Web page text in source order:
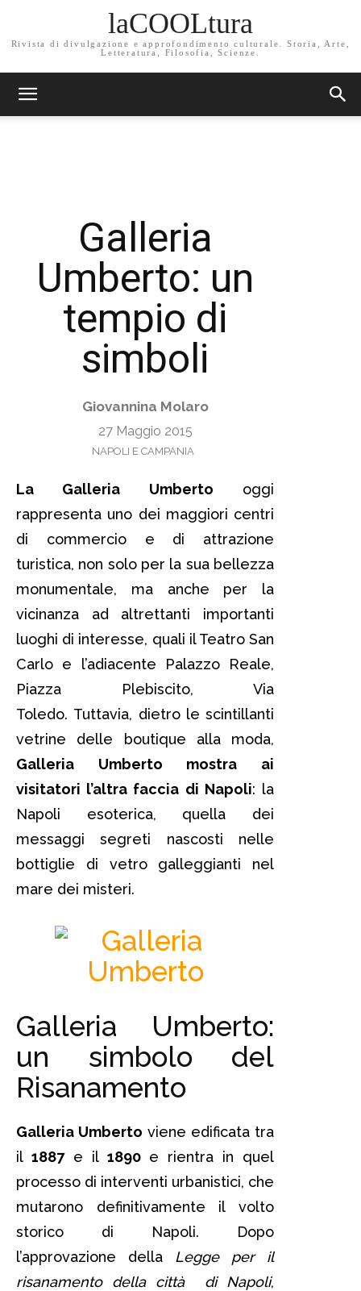
laCOOLtura
Rivista di divulgazione e approfondimento culturale. Storia, Arte,
Letteratura, Filosofia, Scienze.
Galleria
Umberto: un
tempio di
simboli
Giovannina Molaro
27 Maggio 2015
NAPOLI E CAMPANIA
La Galleria Umberto oggi
rappresenta uno dei maggiori centri
di commercio e di attrazione
turistica, non solo per la sua bellezza
monumentale, ma anche per la
vicinanza ad altrettanti importanti
luoghi di interesse, quali il Teatro San
Carlo e l’adiacente Palazzo Reale,
Piazza Plebiscito, Via
Toledo. Tuttavia, dietro le scintillanti
vetrine delle boutique alla moda,
Galleria Umberto mostra ai
visitatori l’altra faccia di Napoli: la
Napoli esoterica, quella dei
messaggi segreti nascosti nelle
bottiglie di vetro galleggianti nel
mare dei misteri.
Galleria Umberto:
un simbolo del
Risanamento
Galleria Umberto viene edificata tra
il 1887e il 1890e rientra in quel
processo di interventi urbanistici, che
mutarono definitivamente il volto
storico di Napoli. Dopo
l’approvazione della Legge per il
risanamento della città di Napoli,